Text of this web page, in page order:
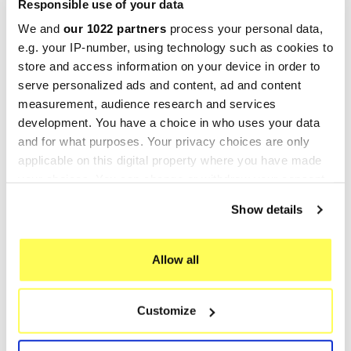
Responsible use of your data
We and our 1022 partners process your personal data,
e.g. your IP-number, using technology such as cookies to
store and access information on your device in order to
serve personalized ads and content, ad and content
measurement, audience research and services
development. You have a choice in who uses your data
and for what purposes. Your privacy choices are only
applicable on this digital property where you have made
If you allow, we would also like to:
Identify your device by actively scanning it for
specific characteristics (fingerprinting)
Show details
Allow all
Customize
609,89 €
2016/2023 QUSP.158.1.DE
483,12 €603,90 €
-20% -20%